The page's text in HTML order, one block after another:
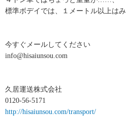
標準ボデイでは、１メートル以上は
今すぐメールしてください
info@hisaiunsou.com
久居運送株式会社
0120-56-5171
http://hisaiunsou.com/transport/